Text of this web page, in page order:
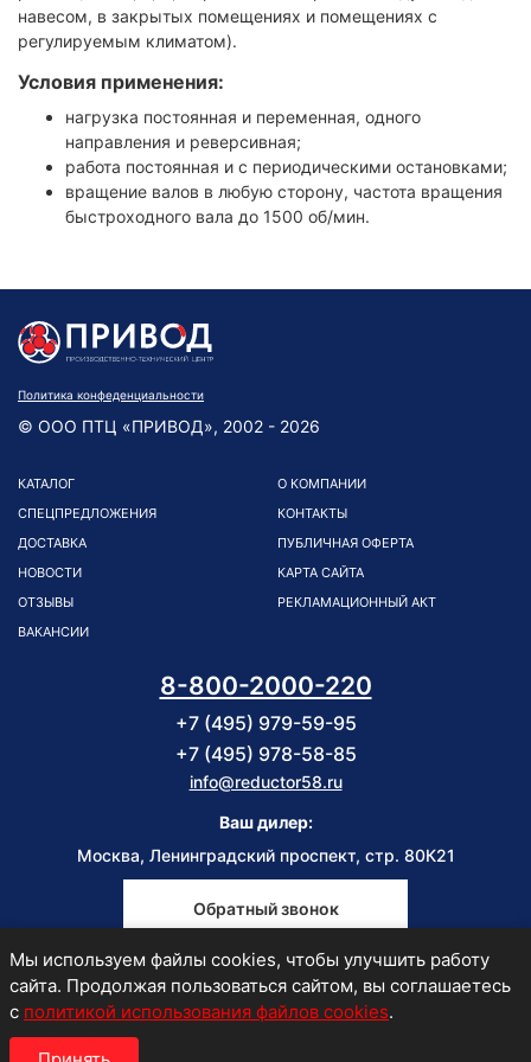
навесом, в закрытых помещениях и помещениях с
регулируемым климатом).
Условия применения:
нагрузка постоянная и переменная, одного
направления и реверсивная;
работа постоянная и с периодическими остановками;
вращение валов в любую сторону, частота вращения
быстроходного вала до 1500 об/мин.
Политика конфеденциальности
© ООО ПТЦ «ПРИВОД», 2002 - 2026
КАТАЛОГ
СПЕЦПРЕДЛОЖЕНИЯ
ДОСТАВКА
НОВОСТИ
ОТЗЫВЫ
ВАКАНСИИ
О КОМПАНИИ
КОНТАКТЫ
ПУБЛИЧНАЯ ОФЕРТА
КАРТА САЙТА
РЕКЛАМАЦИОННЫЙ АКТ
8-800-2000-220
+7 (495) 979-59-95
+7 (495) 978-58-85
info@reductor58.ru
Ваш дилер:
Москва, Ленинградский проспект, стр. 80К21
Обратный звонок
Пн-Пт
9:00-18:00
Мы используем файлы cookies, чтобы улучшить работу
сайта. Продолжая пользоваться сайтом, вы соглашаетесь
с политикой использования файлов cookies.